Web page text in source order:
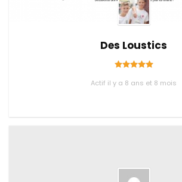
Des Loustics
Actif il y a 8 ans et 8 mois